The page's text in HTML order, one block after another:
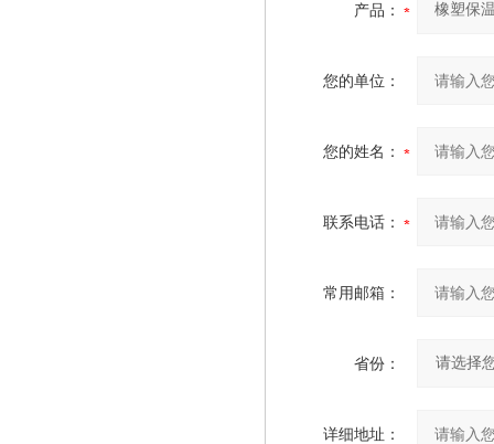
产品：
您的单位：
您的姓名：
联系电话：
常用邮箱：
省份：
详细地址：